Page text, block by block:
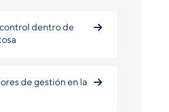
dentro de
de gestión en la